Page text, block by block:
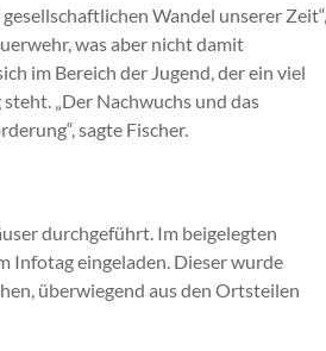
Wandel unserer Zeit“,
was aber nicht damit
im Bereich der Jugend, der ein viel
„Der Nachwuchs und das
sagte Fischer.
durchgeführt. Im beigelegten
Infotag eingeladen. Dieser wurde
überwiegend aus den Ortsteilen